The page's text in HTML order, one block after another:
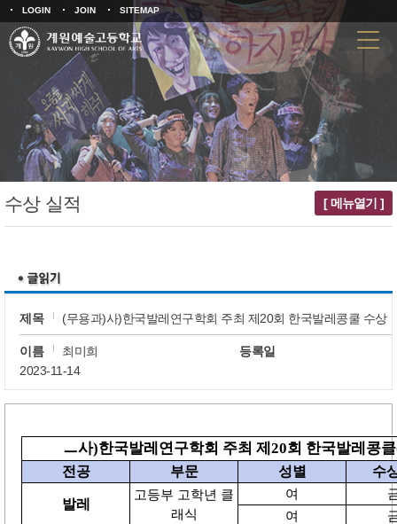
LOGIN JOIN SITEMAP
수상 실적 [ 메뉴열기 ]
제목 (무용과)사)한국발레연구학회 주최 제20회 한국발레콩쿨 수상
이름 최미희
등록일
2023-11-14
ㅡ사)한국발레연구학회 주최 제20회 한국발레콩
전공 부문 성별 수
발레
고등부 고학년 클
래식
여
여